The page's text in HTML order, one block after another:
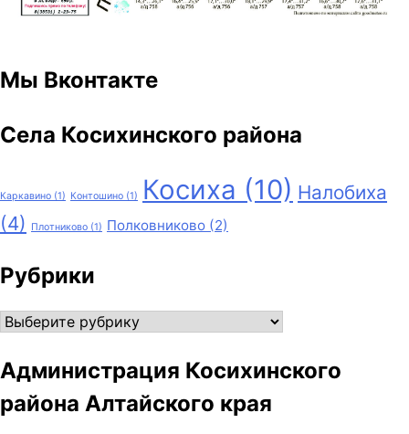
Мы Вконтакте
Села Косихинского района
Каркавино (1) Контошино (1) Косиха (10) Налобиха
(4)
Плотниково (1) Полковниково (2)
Рубрики
Рубрики
Администрация Косихинского
района Алтайского края